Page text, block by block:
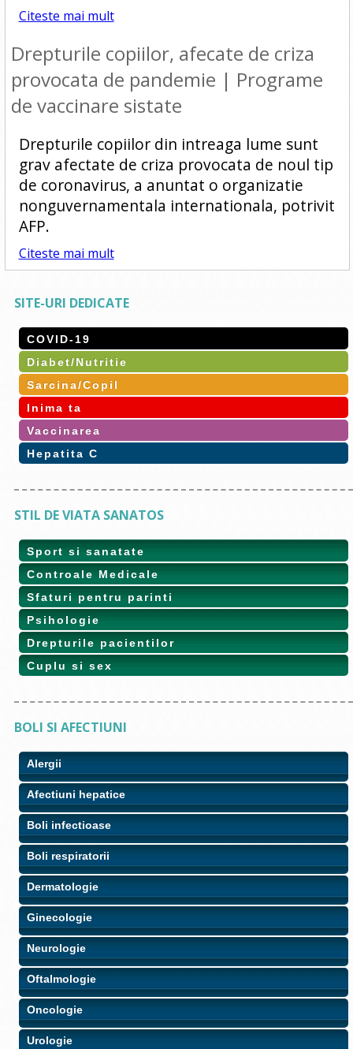
Citeste mai mult
Drepturile copiilor, afecate de criza
provocata de pandemie | Programe
de vaccinare sistate
Drepturile copiilor din intreaga lume sunt
grav afectate de criza provocata de noul tip
de coronavirus, a anuntat o organizatie
nonguvernamentala internationala, potrivit
AFP.
Citeste mai mult
SITE-URI DEDICATE
COVID-19
Diabet/Nutritie
Sarcina/Copil
Inima ta
Vaccinarea
Hepatita C
STIL DE VIATA SANATOS
Sport si sanatate
Controale Medicale
Sfaturi pentru parinti
Psihologie
Drepturile pacientilor
Cuplu si sex
BOLI SI AFECTIUNI
Alergii
Afectiuni hepatice
Boli infectioase
Boli respiratorii
Dermatologie
Ginecologie
Neurologie
Oftalmologie
Oncologie
Urologie